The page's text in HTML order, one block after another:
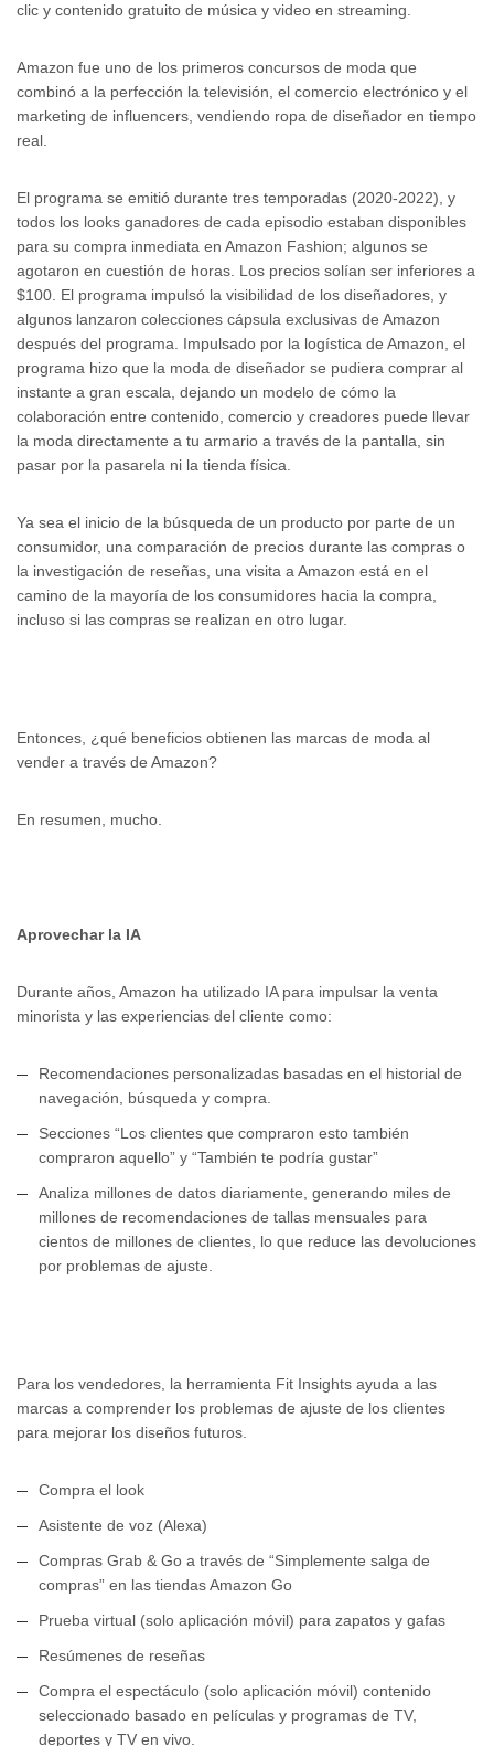
clic y contenido gratuito de música y video en streaming.
Amazon fue uno de los primeros concursos de moda que
combinó a la perfección la televisión, el comercio electrónico y el
marketing de influencers, vendiendo ropa de diseñador en tiempo
real.
El programa se emitió durante tres temporadas (2020-2022), y
todos los looks ganadores de cada episodio estaban disponibles
para su compra inmediata en Amazon Fashion; algunos se
agotaron en cuestión de horas. Los precios solían ser inferiores a
$100. El programa impulsó la visibilidad de los diseñadores, y
algunos lanzaron colecciones cápsula exclusivas de Amazon
después del programa. Impulsado por la logística de Amazon, el
programa hizo que la moda de diseñador se pudiera comprar al
instante a gran escala, dejando un modelo de cómo la
colaboración entre contenido, comercio y creadores puede llevar
la moda directamente a tu armario a través de la pantalla, sin
pasar por la pasarela ni la tienda física.
Ya sea el inicio de la búsqueda de un producto por parte de un
consumidor, una comparación de precios durante las compras o
la investigación de reseñas, una visita a Amazon está en el
camino de la mayoría de los consumidores hacia la compra,
incluso si las compras se realizan en otro lugar.
Entonces, ¿qué beneficios obtienen las marcas de moda al
vender a través de Amazon?
En resumen, mucho.
Aprovechar la IA
Durante años, Amazon ha utilizado IA para impulsar la venta
minorista y las experiencias del cliente como:
Recomendaciones personalizadas basadas en el historial de
navegación, búsqueda y compra.
Secciones “Los clientes que compraron esto también
compraron aquello” y “También te podría gustar”
Analiza millones de datos diariamente, generando miles de
millones de recomendaciones de tallas mensuales para
cientos de millones de clientes, lo que reduce las devoluciones
por problemas de ajuste.
Para los vendedores, la herramienta Fit Insights ayuda a las
marcas a comprender los problemas de ajuste de los clientes
para mejorar los diseños futuros.
Compra el look
Asistente de voz (Alexa)
Compras Grab & Go a través de “Simplemente salga de
compras” en las tiendas Amazon Go
Prueba virtual (solo aplicación móvil) para zapatos y gafas
Resúmenes de reseñas
Compra el espectáculo (solo aplicación móvil) contenido
seleccionado basado en películas y programas de TV,
deportes y TV en vivo.